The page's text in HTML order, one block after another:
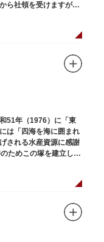
ら社領を受けますが、
地に至ります。
51年（1976）に「東
は「四海を海に囲まれ
される水産資源に感謝
ためこの塚を建立しま